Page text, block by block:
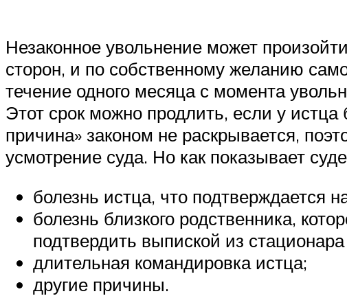
Незаконное увольнение может
сторон, и по собственному желанию
течение одного месяца с момента
Этот срок можно продлить, если у
причина» законом не раскрывается,
усмотрение суда. Но как показывает
болезнь истца, что подтверждается
болезнь близкого родственника,
подтвердить выпиской из
длительная командировка истца;
другие причины.